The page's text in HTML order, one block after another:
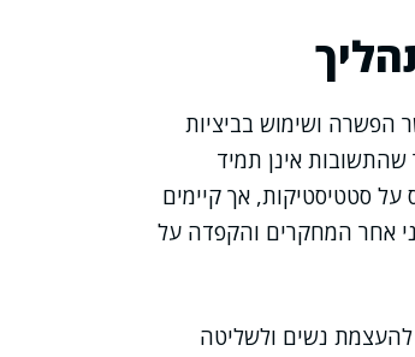
הפשרה ושימוש בביציות
אינן תמיד
סטטיסטיקות, אך קיימים
אחר המחקרים והקפדה על
נשים ולשליטה